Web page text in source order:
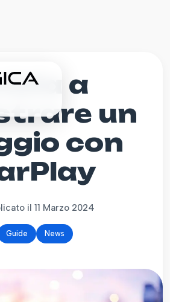
a
un
con
il 11 Marzo 2024
Guide News